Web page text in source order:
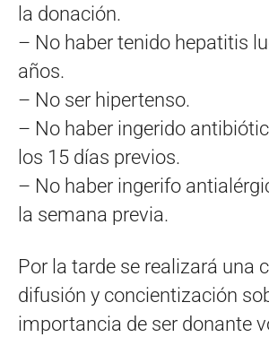
la donación.
– No haber tenido hepatitis
años.
– No ser hipertenso.
– No haber ingerido
los 15 días previos.
– No haber ingerifo
la semana previa.
Por la tarde se realizará una
difusión y concientización
importancia de ser donante